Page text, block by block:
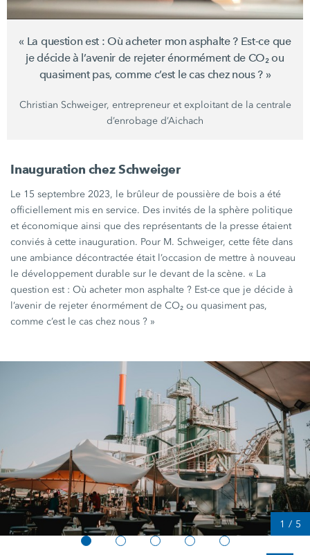
« La question est : Où acheter monasphalte ? Est-ce que
je décide à l’avenir de rejeter énormément de CO₂ ou
quasiment pas, comme c’est le cas chez nous ? »
Christian Schweiger, entrepreneur et exploitant de la centrale
d’enrobage d’Aichach
Inauguration chez Schweiger
Le 15 septembre 2023, le brûleur de poussière de bois a été
officiellement mis en service. Des invités de la sphère politique
et économique ainsi que des représentants de la presse étaient
conviés à cette inauguration. Pour M. Schweiger, cette fête dans
une ambiance décontractée était l’occasion de mettre à nouveau
le développement durable sur le devant de la scène. « La
questionest : Où acheter monasphalte ? Est-ce que je décide à
l’avenir de rejeter énormément de CO₂ ou quasiment pas,
comme c’est le cas chez nous ? »
1 / 5